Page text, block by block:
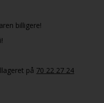
billigere!
på 70 22 27 24